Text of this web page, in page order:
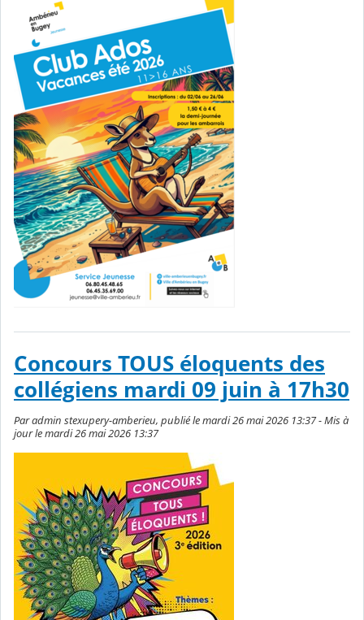
Concours TOUS éloquents des
collégiens mardi 09 juin à 17h30
Par admin stexupery-amberieu, publié le mardi 26 mai 2026 13:37 - Mis à
jour le mardi 26 mai 2026 13:37